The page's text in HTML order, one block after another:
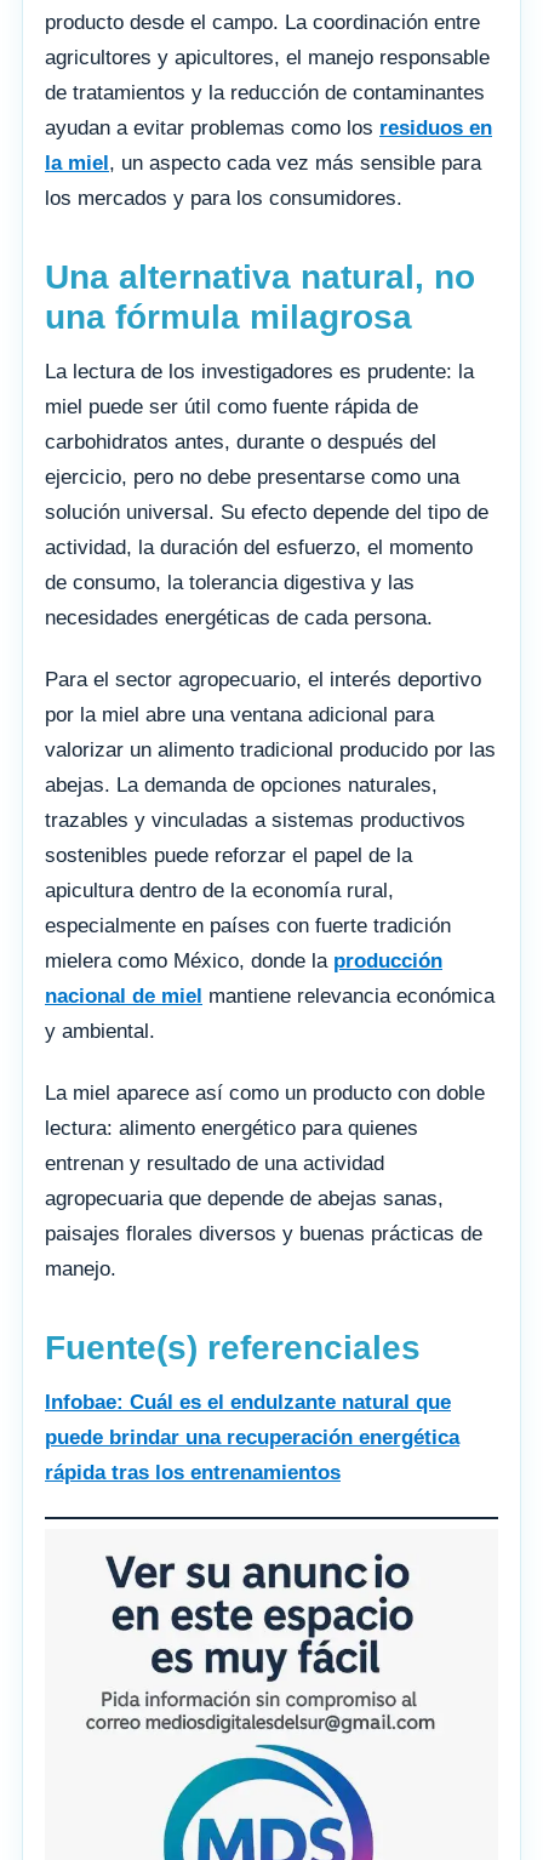
producto desde el campo. La coordinación entre
agricultores y apicultores, el manejo responsable
de tratamientos y la reducción de contaminantes
ayudan a evitar problemas como los residuos en
la miel, un aspecto cada vez más sensible para
los mercados y para los consumidores.
Una alternativa natural, no
una fórmula milagrosa
La lectura de los investigadores es prudente: la
miel puede ser útil como fuente rápida de
carbohidratos antes, durante o después del
ejercicio, pero no debe presentarse como una
solución universal. Su efecto depende del tipo de
actividad, la duración del esfuerzo, el momento
de consumo, la tolerancia digestiva y las
necesidades energéticas de cada persona.
Para el sector agropecuario, el interés deportivo
por la miel abre una ventana adicional para
valorizar un alimento tradicional producido por las
abejas. La demanda de opciones naturales,
trazables y vinculadas a sistemas productivos
sostenibles puede reforzar el papel de la
apicultura dentro de la economía rural,
especialmente en países con fuerte tradición
mielera como México, donde la producción
nacional de miel mantiene relevancia económica
y ambiental.
La miel aparece así como un producto con doble
lectura: alimento energético para quienes
entrenan y resultado de una actividad
agropecuaria que depende de abejas sanas,
paisajes florales diversos y buenas prácticas de
manejo.
Fuente(s) referenciales
Infobae: Cuál es el endulzante natural que
puede brindar una recuperación energética
rápida tras los entrenamientos